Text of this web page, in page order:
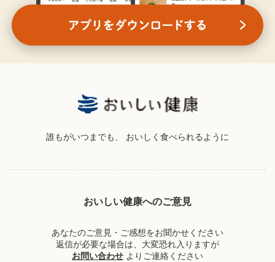
誰もがいつまでも、 おいしく食べられるように
おいしい健康へのご意見
あなたのご意見・ご感想をお聞かせください
返信が必要な場合は、大変恐れ入りますが
お問い合わせ よりご連絡ください